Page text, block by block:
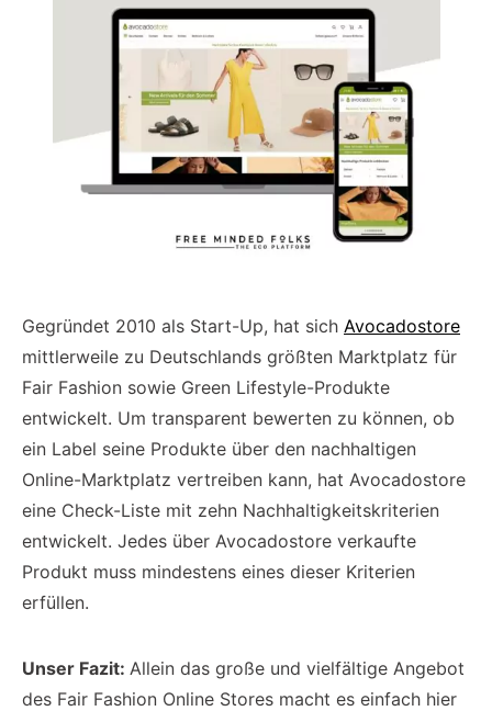
Gegründet 2010 als Start-Up, hat sich Avocadostore
mittlerweile zu Deutschlands größten Marktplatz für
Fair Fashion sowie Green Lifestyle-Produkte
entwickelt. Um transparent bewerten zu können, ob
ein Label seine Produkte über den nachhaltigen
Online-Marktplatz vertreiben kann, hat Avocadostore
eine Check-Liste mit zehn Nachhaltigkeitskriterien
entwickelt. Jedes über Avocadostore verkaufte
Produkt muss mindestens eines dieser Kriterien
erfüllen.
Unser Fazit: Allein das große und vielfältige Angebot
des Fair Fashion Online Stores macht es einfach hier